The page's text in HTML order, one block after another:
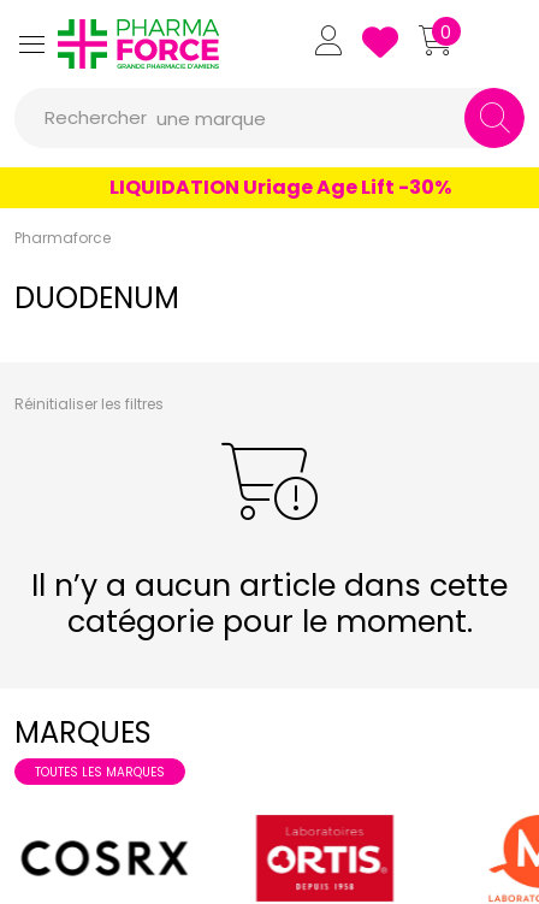
Pharmaforce Grande Pharmacie
0
Rechercher
un conseil
un produit
une marque
LIQUIDATION Uriage Age Lift -30%
Pharmaforce
DUODENUM
Réinitialiser les filtres
Il n’y a aucun article dans cette
catégorie pour le moment.
MARQUES
TOUTES LES MARQUES